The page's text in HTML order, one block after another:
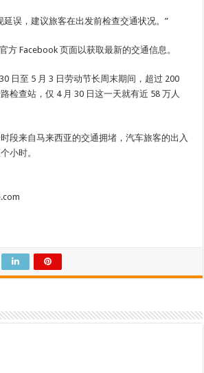
延误，建议旅客在出发前检查交通状况。”
方 Facebook 页面以获取最新的交通信息。
日至 5 月 3 日劳动节长周末期间，超过 200
检查站，仅 4 月 30 日这一天就有近 58 万人
段来自马来西亚的交通拥堵，汽车旅客的出入
小时。